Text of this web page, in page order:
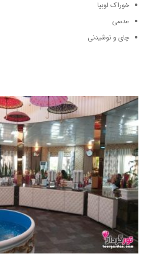
خوراک لوبیا
عدسی
چای و نوشیدنی